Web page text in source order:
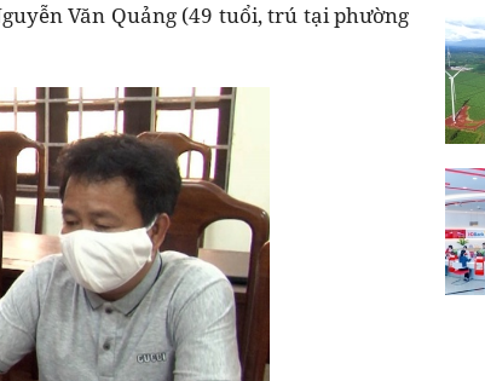
Văn Quảng (49 tuổi, trú tại phường